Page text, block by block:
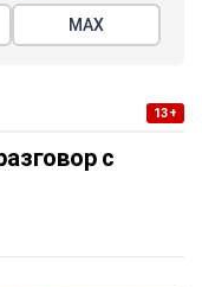
МАХ
13+
с